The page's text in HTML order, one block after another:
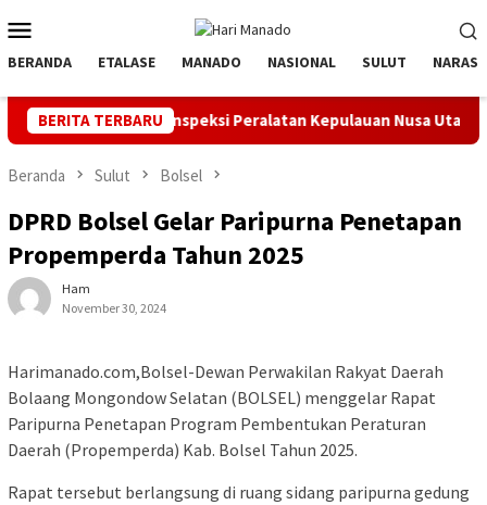
ke
kontenMobile
BERANDA ETALASE MANADO NASIONAL SULUT NARASI
BERITA TERBARU
dan Inspeksi Peralatan Kepulauan Nusa Utara PLN
Beranda Sulut Bolsel
DPRD Bolsel Gelar Paripurna Penetapan
Propemperda Tahun 2025
Ham
November 30, 2024
Harimanado.com,Bolsel-Dewan Perwakilan Rakyat Daerah
Bolaang Mongondow Selatan (BOLSEL) menggelar Rapat
Paripurna Penetapan Program Pembentukan Peraturan
Daerah (Propemperda) Kab. Bolsel Tahun 2025.
Rapat tersebut berlangsung di ruang sidang paripurna gedung